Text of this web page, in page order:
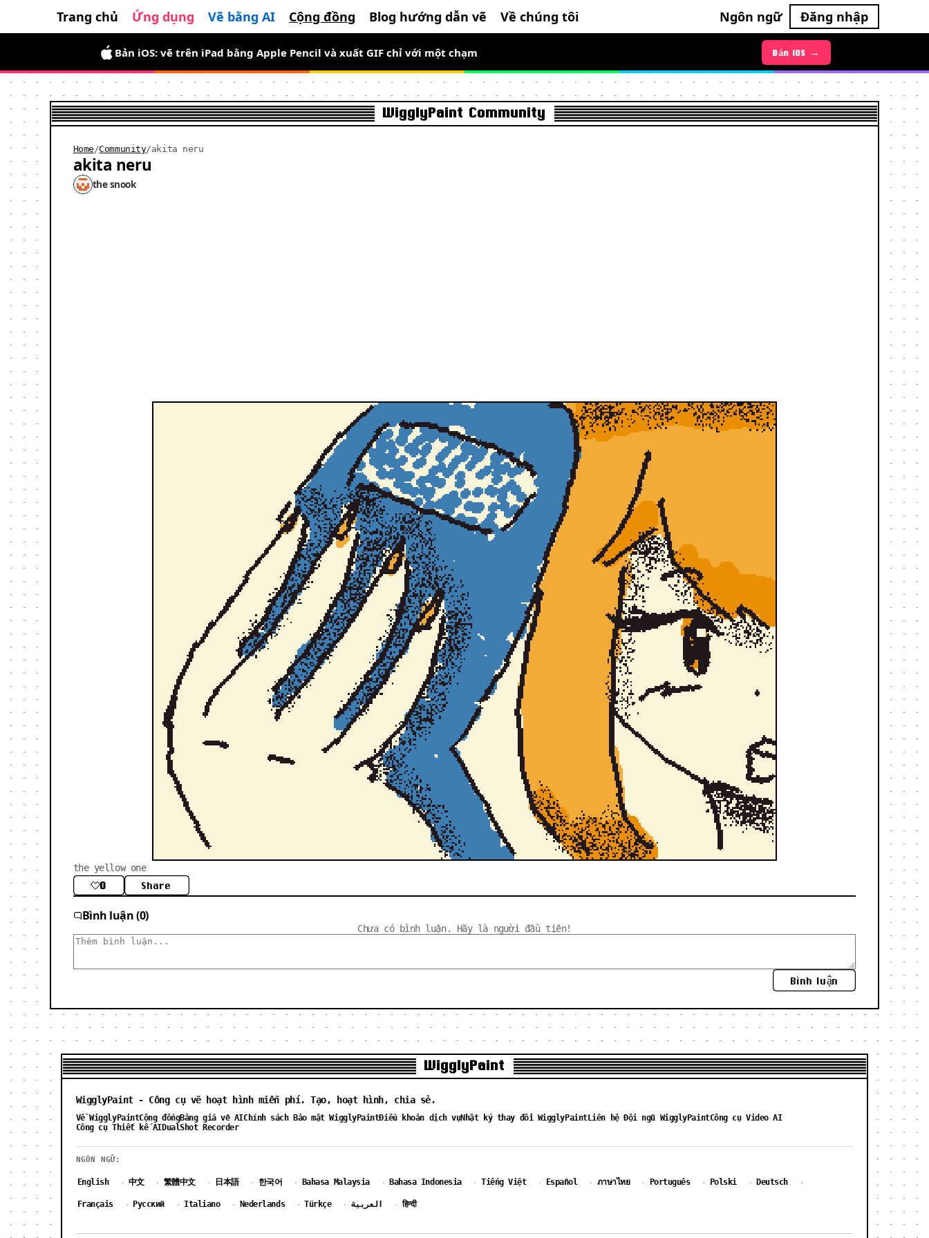
Trang chủ Ứng dụng Vẽ bằng AI Cộng đồng Blog hướng dẫn vẽ Về chúng tôi Ngôn ngữ Đăng nhập
Bản Android →
Bản iOS: vẽ trên iPad bằng Apple Pencil và xuất GIF chỉ với một chạm Bản iOS →
WigglyPaint Community
Home /Community/akita neru
akita neru
the snook
the yellow one
0 Share
Bình luận (0)
Chưa có bình luận. Hãy là người đầu tiên!
Bình luận
WigglyPaint
WigglyPaint - Công cụ vẽ hoạt hình miễn phí. Tạo, hoạt hình, chia sẻ.
Về WigglyPaintCộng đồngBảng giá vẽ AIChính sách Bảo mật WigglyPaintĐiều khoản dịch vụNhật ký thay đổi WigglyPaintLiên hệ Đội ngũ WigglyPaintCông cụ Video AI
Công cụ Thiết kế AIDualShot Recorder
NGÔN NGỮ:
English · 中文 · 繁體中文 · 日本語 · 한국어 · Bahasa Malaysia · Bahasa Indonesia · Tiếng Việt · Español · ภาษาไทย · Português · Polski · Deutsch ·
Français · Русский · Italiano · Nederlands · Türkçe · العربية · हिन्दी